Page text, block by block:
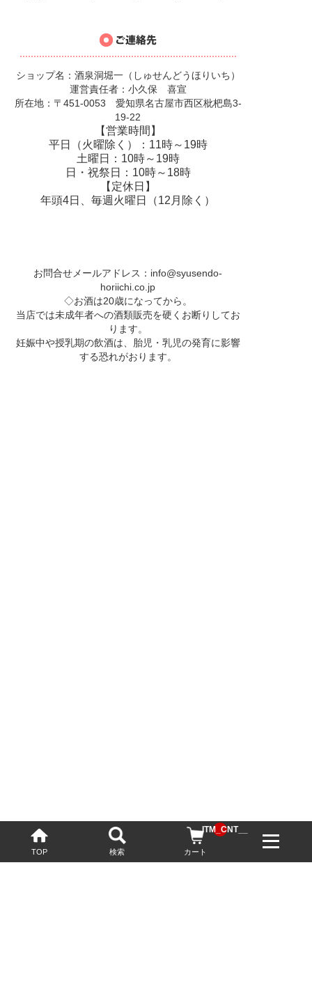
TOP 検索 カート
__ITM_CNT__
ショップ名：酒泉洞堀一（しゅせんどうほりいち）
運営責任者：小久保 喜宣
所在地：〒451-0053 愛知県名古屋市西区枇杷島3-
19-22
【営業時間】
平日（火曜除く）：11時～19時
土曜日：10時～19時
日・祝祭日：10時～18時
【定休日】
年頭4日、毎週火曜日（12月除く）
お問合せメールアドレス： info@syusendo-
horiichi.co.jp
◇お酒は20歳になってから。
当店では未成年者への酒類販売を硬くお断りしてお
ります。
妊娠中や授乳期の飲酒は、胎児・乳児の発育に影響
する恐れがおります。